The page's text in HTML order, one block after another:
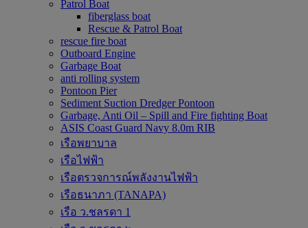
Patrol Boat
fiberglass boat
Rescue & Patrol Boat
rescue fire boat
Outboard Engine
Garbage Boat
anti rolling system
Pontoon Pier
Sediment Suction Dredger Pontoon
Garbage, Anti Oil – Spill and Fire fighting Boat
ASIS Coast Guard Navy 8.0m RIB
เรือพยาบาล
เรือไฟฟ้า
เรือตรวจการณ์พลังงานไฟฟ้า
เรือธนาภา (TANAPA)
เรือ ว.ชลรดา 1